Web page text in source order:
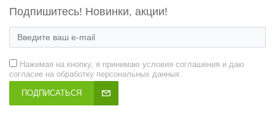
Подпишитесь! Новинки, акции!
Нажимая на кнопку, я принимаю условия соглашения и даю
согласие на обработку персональных данных.
ПОДПИСАТЬСЯ